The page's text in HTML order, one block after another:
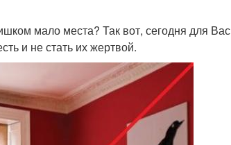
мало места? Так вот, сегодня для
и не стать их жертвой.